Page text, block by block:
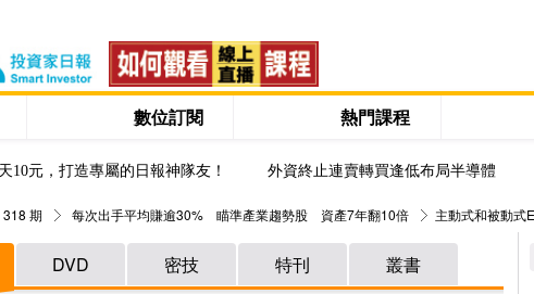
數位訂閱 熱門課程
10元，打造專屬的日報神隊友！ 外資終止連賣轉買逢低布局半導體
期 每次出手平均賺逾30% 瞄準產業趨勢股 資產7年翻10倍 主動式和被動式
DVD 密技 特刊 叢書